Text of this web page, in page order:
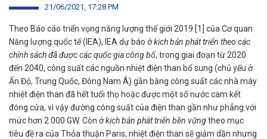
21/06/2021, 17:28 PM
Theo Báo cáo triển vọng năng lượng thế giới 2019 [1] của Cơ quan
Năng lượng quốc tế (IEA), IEA dự báo ởkịch bản phát triển theo các
chính sách đã được các quốc gia công bố, trong giai đoạn từ 2020
đến 2040, công suất các nguồn nhiệt điện than bổ sung (chủ yếu ở
Ấn Độ, Trung Quốc, Đông Nam Á) gần bằng công suất các nhà máy
nhiệt điện than đã hết tuổi thọ hoặc được một số nước cam kết
đóng cửa, vì vậy đường công suất của điện than gần như phẳng với
mức hơn 2.000 GW. Còn ởkịch bản phát triển bền vữngtheo mục
tiêu đề ra của Thỏa thuận Paris, nhiệt điện than sẽ giảm dần nhưng